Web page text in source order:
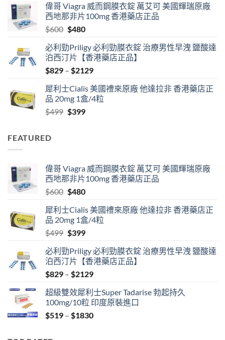
$519
through
偉哥 Viagra 威而鋼膜衣錠 萬艾可 美國輝瑞原廠
西地那非片100mg 香港藥店正品
$600 Original
was:
$600.
$480Current
is:
$480.
必利勁Priligy 必利勁膜衣錠 治療男性早洩 鹽酸達
泊西汀片【香港藥店正品】
$829 – $2129Price
$829
through
犀利士Cialis 美國禮來原廠 他達拉非 香港藥店正
品 20mg 1盒/4粒
$499 Original
$399Current
FEATURED
偉哥 Viagra 威而鋼膜衣錠 萬艾可 美國輝瑞原廠
西地那非片100mg 香港藥店正品
$600 Original
was:
$600.
$480Current
is:
$480.
犀利士Cialis 美國禮來原廠 他達拉非 香港藥店正
品 20mg 1盒/4粒
$499 Original
was:
$499.
$399Current
is:
$399.
必利勁Priligy 必利勁膜衣錠 治療男性早洩 鹽酸達
泊西汀片【香港藥店正品】
$829 – $2129Price
$829
through
$2129
超級雙效犀利士Super Tadarise 勃起持久
100mg/10粒 印度原裝進口
$519 – $1830Price